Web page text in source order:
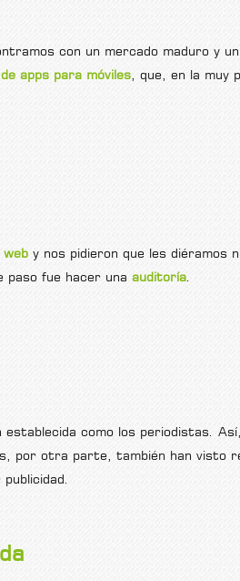
con un mercado maduro y
apps para móviles , que, en la muy
y nos pidieron que les diéramos
paso fue hacer una auditoría
como los periodistas.
por otra parte, también han visto